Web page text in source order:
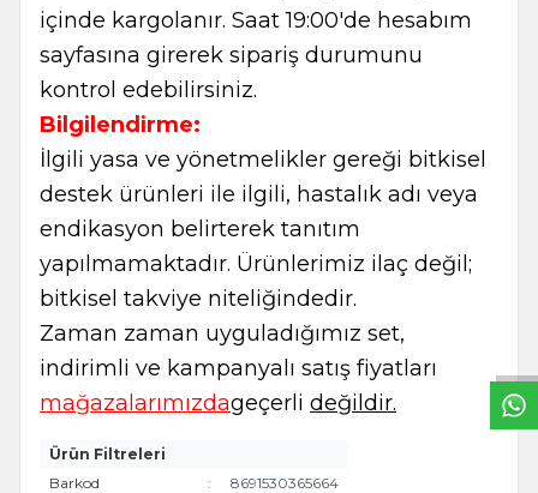
içinde kargolanır. Saat 19:00'de hesabım
sayfasına girerek sipariş durumunu
kontrol edebilirsiniz.
Bilgilendirme:
İlgili yasa ve yönetmelikler gereği bitkisel
destek ürünleri ile ilgili, hastalık adı veya
endikasyon belirterek tanıtım
yapılmamaktadır. Ürünlerimiz ilaç değil;
bitkisel takviye niteliğindedir.
Zaman zaman uyguladığımız set,
indirimli ve kampanyalı satış fiyatları
mağazalarımızdageçerli değildir.
Ürün Filtreleri
Barkod
:
8691530365664